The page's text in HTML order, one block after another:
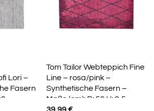
Lori –
Fasern
Tom Tailor Webteppich Fine
Line – rosa/pink –
Synthetische Fasern –
Maße (cm): B: 50 H: 0,5